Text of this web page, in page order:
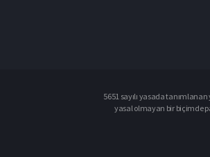
5651 sayılı yasada
yasal olmayan bir biçimde